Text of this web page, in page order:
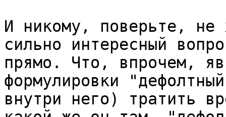
И никому, поверьте, не
сильно интересный
прямо. Что, впрочем,
формулировки
внутри него) тратить